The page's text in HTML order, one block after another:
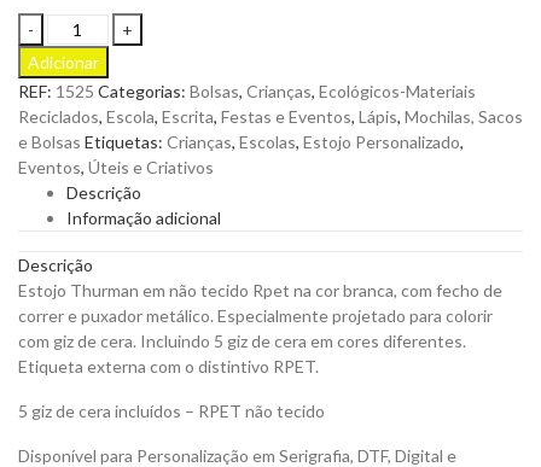
Estojo
Thurman
de
Criança
para
Colorir
em
Rpet
para
quantity
Adicionar
REF: 1525 Categorias: Bolsas, Crianças, Ecológicos-Materiais
Reciclados, Escola, Escrita, Festas e Eventos, Lápis, Mochilas, Sacos
e Bolsas Etiquetas: Crianças, Escolas, Estojo Personalizado,
Eventos, Úteis e Criativos
Descrição
Informação adicional
Descrição
Estojo Thurman em não tecido Rpet na cor branca, com fecho de
correr e puxador metálico. Especialmente projetado para colorir
com giz de cera. Incluindo 5 giz de cera em cores diferentes.
Etiqueta externa com o distintivo RPET.
5 giz de cera incluídos – RPET não tecido
Disponível para Personalização em Serigrafia, DTF, Digital e